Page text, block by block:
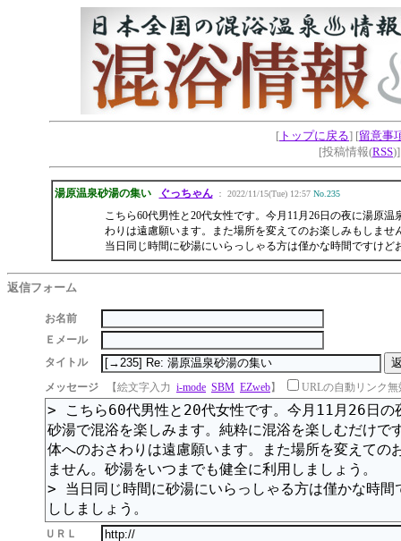
[ トップに戻る] [留意事
[投稿情報(RSS
湯原温泉砂湯の集い ぐっちゃん： 2022/11/15(Tue) 12:57 No.235
こちら60代男性と20代女性です。今月11月26日の夜に湯原
わりは遠慮願います。また場所を変えてのお楽しみもしま
当日同じ時間に砂湯にいらっしゃる方は僅かな時間ですけど
返信フォーム
お名前
Ｅメール
タイトル
メッセージ
【絵文字入力 i-mode SBM EZweb】 URLの自動リンク無
ＵＲＬ